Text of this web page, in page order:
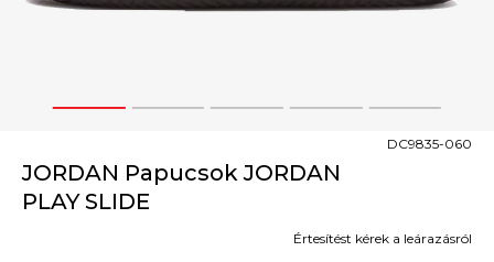
1 2 3 4 5
JORDAN Papucsok JORDAN
PLAY SLIDE
DC9835-060
Értesítést kérek a leárazásról